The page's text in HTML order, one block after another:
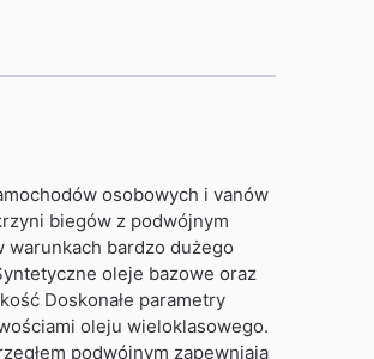
osobowych i vanów
biegów z podwójnym
warunkach bardzo dużego
oleje bazowe oraz
Doskonałe parametry
oleju wieloklasowego.
podwójnym zapewniają